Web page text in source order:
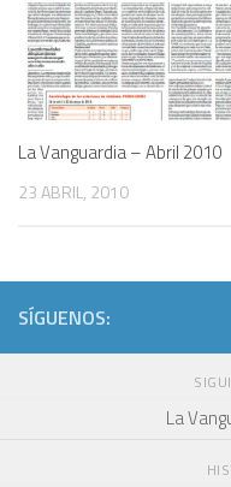
La Vanguardia – Abril 2010
23 ABRIL, 2010
SÍGUENOS:
La